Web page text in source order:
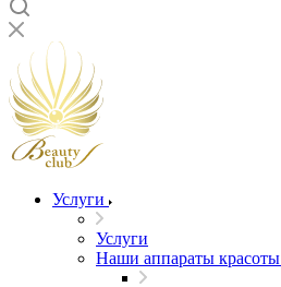
Услуги
Услуги
Наши аппараты красоты